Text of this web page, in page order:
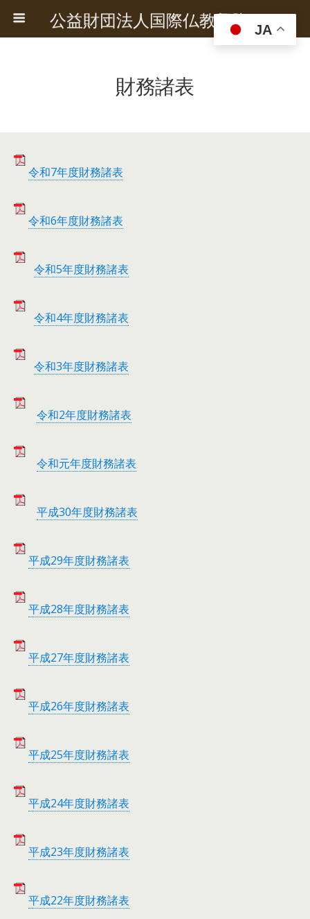
公益財団法人国際仏教興隆協会
財務諸表
令和7年度財務諸表
令和6年度財務諸表
令和5年度財務諸表
令和4年度財務諸表
令和3年度財務諸表
令和2年度財務諸表
令和元年度財務諸表
平成30年度財務諸表
平成29年度財務諸表
平成28年度財務諸表
平成27年度財務諸表
平成26年度財務諸表
平成25年度財務諸表
平成24年度財務諸表
平成23年度財務諸表
平成22年度財務諸表
JA